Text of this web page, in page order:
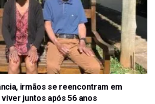
irmãos se reencontram em
juntos após 56 anos